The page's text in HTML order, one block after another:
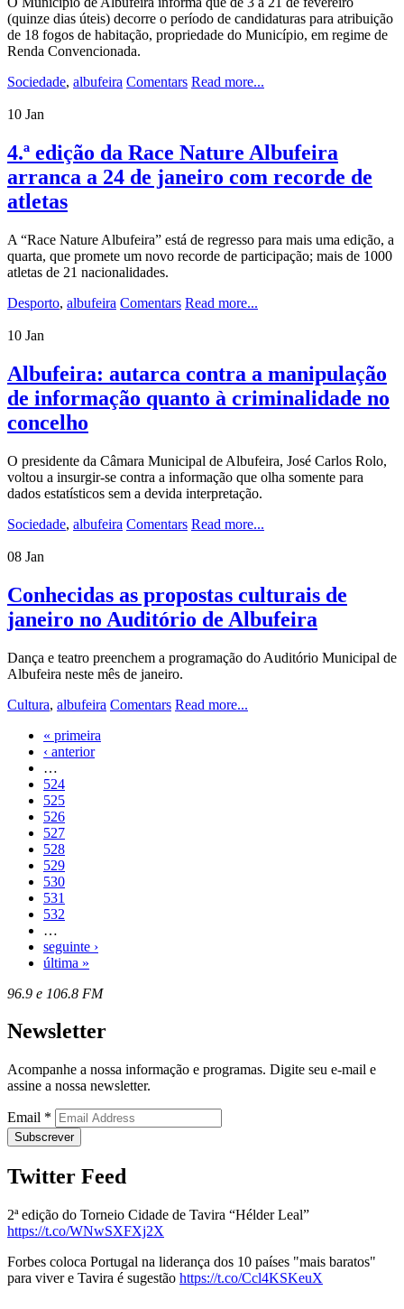
(quinze dias úteis) decorre o período de candidaturas para atribuição
de 18 fogos de habitação, propriedade do Município, em regime de
Renda Convencionada.
Sociedade, albufeira Comentars Read more...
10 Jan
4.ª edição da Race Nature Albufeira
arranca a 24 de janeiro com recorde de
atletas
A “Race Nature Albufeira” está de regresso para mais uma edição, a
quarta, que promete um novo recorde de participação; mais de 1000
atletas de 21 nacionalidades.
Desporto, albufeira Comentars Read more...
10 Jan
Albufeira: autarca contra a manipulação
de informação quanto à criminalidade no
concelho
O presidente da Câmara Municipal de Albufeira, José Carlos Rolo,
voltou a insurgir-se contra a informação que olha somente para
dados estatísticos sem a devida interpretação.
Sociedade, albufeira Comentars Read more...
08 Jan
Conhecidas as propostas culturais de
janeiro no Auditório de Albufeira
Dança e teatro preenchem a programação do Auditório Municipal de
Albufeira neste mês de janeiro.
Cultura, albufeira Comentars Read more...
Páginas
« primeira
‹ anterior
…
524
525
526
527
528
529
530
531
532
…
seguinte ›
última »
96.9 e 106.8 FM
Newsletter
Acompanhe a nossa informação e programas. Digite seu e-mail e
assine a nossa newsletter.
Email *
Twitter Feed
2ª edição do Torneio Cidade de Tavira “Hélder Leal”
https://t.co/WNwSXFXj2X
Forbes coloca Portugal na liderança dos 10 países "mais baratos"
para viver e Tavira é sugestão https://t.co/Ccl4KSKeuX